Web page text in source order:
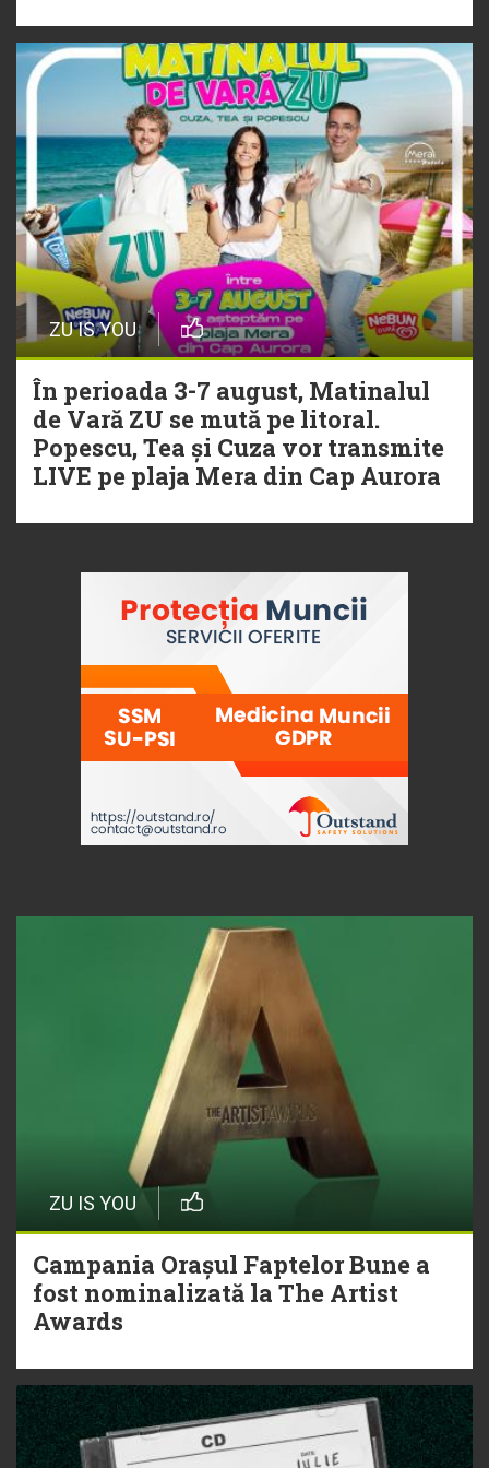
ZU IS YOU
În perioada 3-7 august, Matinalul
de Vară ZU se mută pe litoral.
Popescu, Tea și Cuza vor transmite
LIVE pe plaja Mera din Cap Aurora
ZU IS YOU
Campania Orașul Faptelor Bune a
fost nominalizată la The Artist
Awards